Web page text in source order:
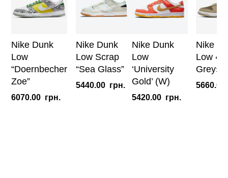
Nike Dunk
Low
“Doernbecher
Zoe”
6070.00 грн.
Nike Dunk
Low Scrap
“Sea Glass”
5440.00 грн.
Nike Dunk
Low
‘University
Gold’ (W)
5420.00 грн.
Nike
Low
Grey»
5660.00